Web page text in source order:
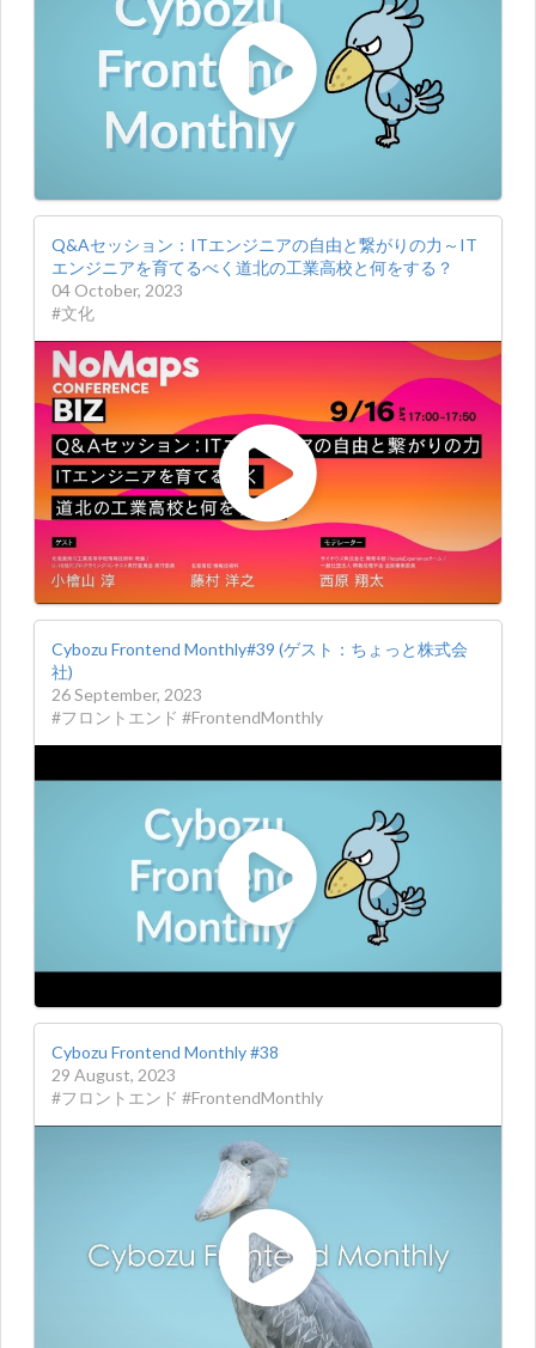
Q&Aセッション：ITエンジニアの自由と繋がりの力～IT
エンジニアを育てるべく道北の工業高校と何をする？
04 October, 2023
#文化
Cybozu Frontend Monthly#39 (ゲスト：ちょっと株式会
社)
26 September, 2023
#フロントエンド #FrontendMonthly
Cybozu Frontend Monthly #38
29 August, 2023
#フロントエンド #FrontendMonthly